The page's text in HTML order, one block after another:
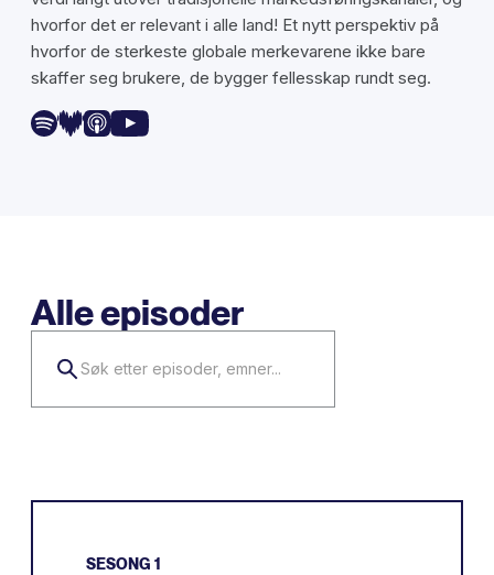
hvorfor det er relevant i alle land! Et nytt perspektiv på
hvorfor de sterkeste globale merkevarene ikke bare
skaffer seg brukere, de bygger fellesskap rundt seg.
Alle episoder
SESONG 1